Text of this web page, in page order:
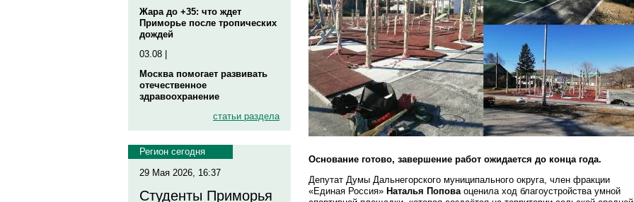
Жара до +35: что ждет
Приморье после тропических
дождей
03.08 |
Москва помогает развивать
отечественное
здравоохранение
статьи раздела
Регион сегодня
29 Мая 2026, 16:37
Студенты Приморья
Основание готово, завершение работ ожидается до конца года.
Депутат Думы Дальнегорского муниципального округа, член фракции
«Единая Россия» Наталья Попова оценила ход благоустройства умной